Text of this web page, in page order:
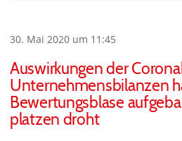
30. Mai 2020 um 11:45
Auswirkungen der
Unternehmensbilanzen
Bewertungsblase
platzen droht